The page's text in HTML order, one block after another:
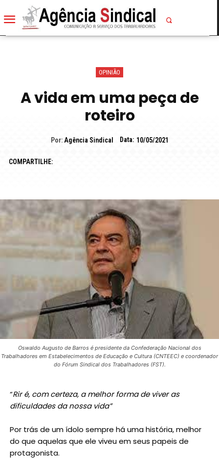
OPINIÃO
A vida em uma peça de
roteiro
Por: Agência Sindical Data: 10/05/2021
COMPARTILHE:
Oswaldo Augusto de Barros é presidente da Confederação Nacional dos
Trabalhadores em Estabelecimentos de Educação e Cultura (CNTEEC) e coordenador
do Fórum Sindical dos Trabalhadores (FST).
“Rir é, com certeza, a melhor forma de viver as
dificuldades da nossa vida”
Por trás de um ídolo sempre há uma história, melhor
do que aquelas que ele viveu em seus papeis de
protagonista.